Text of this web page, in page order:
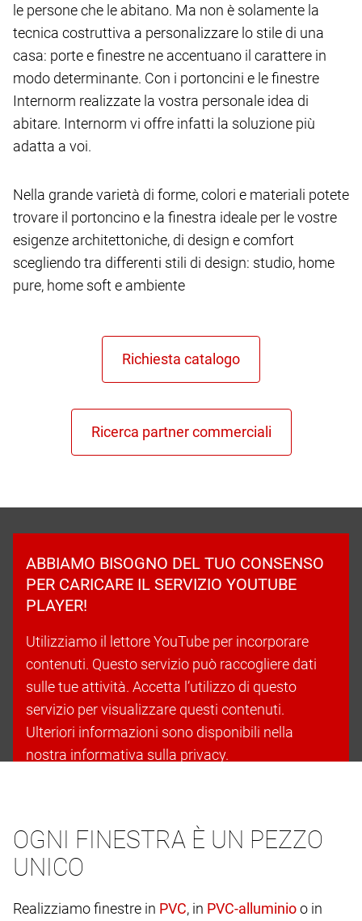
le persone che le abitano. Ma non è solamente la
tecnica costruttiva a personalizzare lo stile di una
casa: porte e finestre ne accentuano il carattere in
modo determinante. Con i portoncini e le finestre
Internorm realizzate la vostra personale idea di
abitare. Internorm vi offre infatti la soluzione più
adatta a voi.
Nella grande varietà di forme, colori e materiali potete
trovare il portoncino e la finestra ideale per le vostre
esigenze architettoniche, di design e comfort
scegliendo tra differenti stili di design: studio, home
pure, home soft e ambiente
ABBIAMO BISOGNO DEL TUO CONSENSO
PER CARICARE IL SERVIZIO YOUTUBE
PLAYER!
Utilizziamo il lettore YouTube per incorporare
contenuti. Questo servizio può raccogliere dati
sulle tue attività. Accetta l’utilizzo di questo
servizio per visualizzare questi contenuti.
Ulteriori informazioni sono disponibili nella
nostra informativa sulla privacy.
OGNI FINESTRA È UN PEZZO
UNICO
Realizziamo finestre in , in
o in